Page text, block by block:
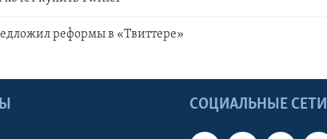
реформы в «Твиттере»
СОЦИАЛЬНЫЕ СЕТИ